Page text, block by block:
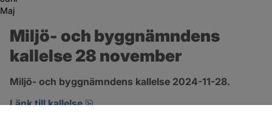
Maj
Miljö- och byggnämndens
kallelse 28 november
Miljö- och byggnämndens kallelse 2024-11-28.
Länk till kallelse
pdf, 138.7 kB, öppnas i nytt fönster.